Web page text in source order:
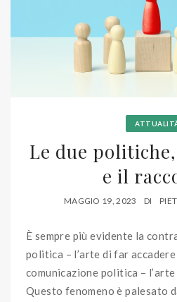
Le due
e il
MAGGIO 19, 2023 DI
È sempre più evidente la
politica – l’arte di far accadere
comunicazione politica –
Questo fenomeno è palesato